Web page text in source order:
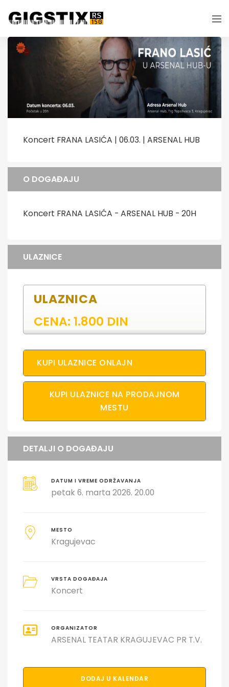
Koncert FRANA LASIĆA | 06.03. | ARSENAL HUB
O DOGAĐAJU
Koncert FRANA LASIĆA - ARSENAL HUB - 20H
ULAZNICE
ULAZNICA
CENA: 1.800 DIN
KUPI ULAZNICE ONLAJN
KUPI ULAZNICE NA PRODAJNOM
MESTU
DETALJI O DOGAĐAJU
DATUM I VREME ODRŽAVANJA
petak 6. marta 2026. 20.00
MESTO
Kragujevac
VRSTA DOGAĐAJA
Koncert
ORGANIZATOR
ARSENAL TEATAR KRAGUJEVAC PR T.V.
DODAJ U KALENDAR